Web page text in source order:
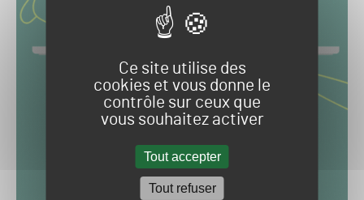
Ce site utilise des
cookies et vous donne le
contrôle sur ceux que
vous souhaitez activer
Tout accepter
Tout refuser